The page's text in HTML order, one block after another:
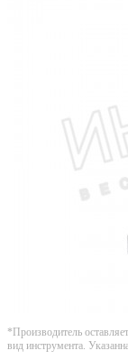
*Производитель
вид инструмента.